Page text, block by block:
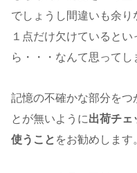
でしょうし間違いも余
１点だけ欠けていると
ら・・・なんて思ってし
記憶の不確かな部分をつ
とが無いように出荷チェ
使うこと をお勧めします